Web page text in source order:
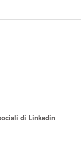
di Linkedin